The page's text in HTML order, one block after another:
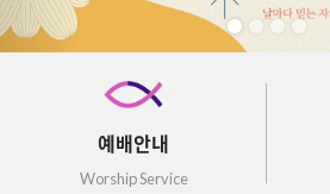
예배안내
Worship Service